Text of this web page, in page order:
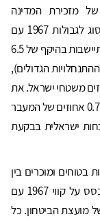
מזכירת המדינה
האמריקאית קונדוליסה רייס, הוצע כי ישראל תיסוג לגבולות 1967 עם
חילופי שטחים אשר יכללו את סיפוחם של גושי ההתיישבות בהיקף של 6.5
הגדולים),
פיצוי לפלסטינים בהיקף של 5.8 אחוזים משטחי ישראל. את
הפער הנותר ליחס של 1:1 בחילופי השטחים ימלאו 0.7 אחוזים של המעבר
ישראלית בבקעת
גבולות בטוחים ומוכרים בין
ישראל לבין המדינה הפלסטינית העתידית, בהתבסס על קווי 1967 עם
שטחים מוסכמים, בהתאם להחלטה 242 של מועצת הביטחון. כל